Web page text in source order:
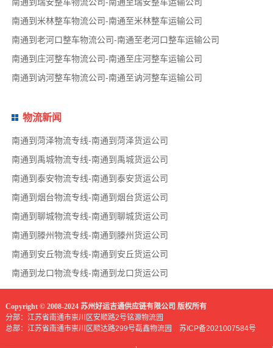
南通到米林整车物流公司-南通至米林整车运输公司
南通到老河口整车物流公司-南通至老河口整车运输公司
南通到庄河整车物流公司-南通至庄河整车运输公司
南通到讷河整车物流公司-南通至讷河整车运输公司
物流新闻
南通到菏泽物流专线-南通到菏泽货运公司
南通到禹城物流专线-南通到禹城货运公司
南通到泰安物流专线-南通到泰安货运公司
南通到烟台物流专线-南通到烟台货运公司
南通到聊城物流专线-南通到聊城货运公司
南通到滕州物流专线-南通到滕州货运公司
南通到安丘物流专线-南通到安丘货运公司
南通到龙口物流专线-南通到龙口货运公司
Copyright © 2008-2024 苏州好运吉通供应链有限公司 版权所有
分部：江苏省南通市崇川区安顺路2号铭源物流园
总部：江苏省南通市崇川区顺达路299号磊鑫物流园 苏ICP备2021007584号